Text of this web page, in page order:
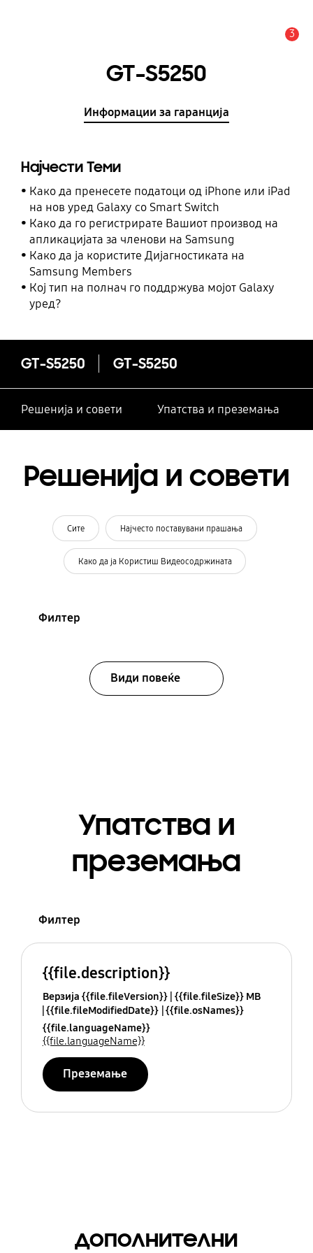
3
GT-S5250
Информации за гаранција
Најчести Теми
Како да пренесете податоци од iPhone или iPad
на нов уред Galaxy со Smart Switch
Како да го регистрирате Вашиот производ на
апликацијата за членови на Samsung
Како да ја користите Дијагностиката на
Samsung Members
Кој тип на полнач го поддржува мојот Galaxy
уред?
GT-S5250 GT-S5250
Решенија и совети Упатства и преземања
Решенија и совети
Сите Најчесто поставувани прашања
Како да ја Користиш Видеосодржината
Филтер
Види повеќе
Упатства и
преземања
Филтер
{{file.description}}
Верзија {{file.fileVersion}} {{file.fileSize}} MB
{{file.fileModifiedDate}} {{file.osNames}}
{{file.languageName}}
{{file.languageName}}
Преземање
дополнителни